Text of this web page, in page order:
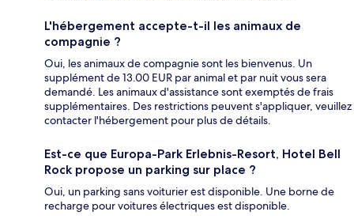
L'hébergement accepte-t-il les animaux de
compagnie ?
Oui, les animaux de compagnie sont les bienvenus. Un
supplément de 13.00 EUR par animal et par nuit vous sera
demandé. Les animaux d'assistance sont exemptés de frais
supplémentaires. Des restrictions peuvent s'appliquer, veuillez
contacter l'hébergement pour plus de détails.
Est-ce que Europa-Park Erlebnis-Resort, Hotel Bell
Rock propose un parking sur place ?
Oui, un parking sans voiturier est disponible. Une borne de
recharge pour voitures électriques est disponible.